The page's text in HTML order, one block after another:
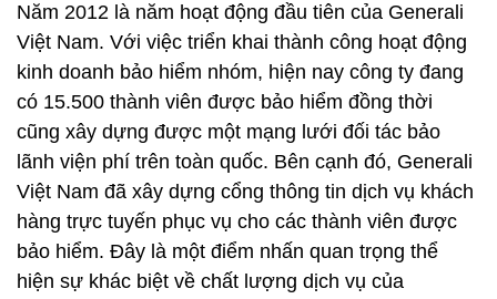
Năm 2012 là năm hoạt động đầu tiên của Generali
Việt Nam. Với việc triển khai thành công hoạt động
kinh doanh bảo hiểm nhóm, hiện nay công ty đang
có 15.500 thành viên được bảo hiểm đồng thời
cũng xây dựng được một mạng lưới đối tác bảo
lãnh viện phí trên toàn quốc. Bên cạnh đó, Generali
Việt Nam đã xây dựng cổng thông tin dịch vụ khách
hàng trực tuyến phục vụ cho các thành viên được
bảo hiểm. Đây là một điểm nhấn quan trọng thể
hiện sự khác biệt về chất lượng dịch vụ của